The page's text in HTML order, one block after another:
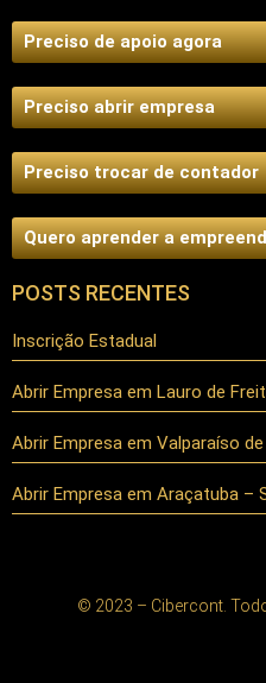
Preciso de apoio agora
Preciso abrir empresa
Preciso trocar de contador
Quero aprender a
POSTS RECENTES
Inscrição Estadual
Abrir Empresa em Lauro de
Abrir Empresa em Valparaíso
Abrir Empresa em Araçatuba –
© 2023 – Cibercont.